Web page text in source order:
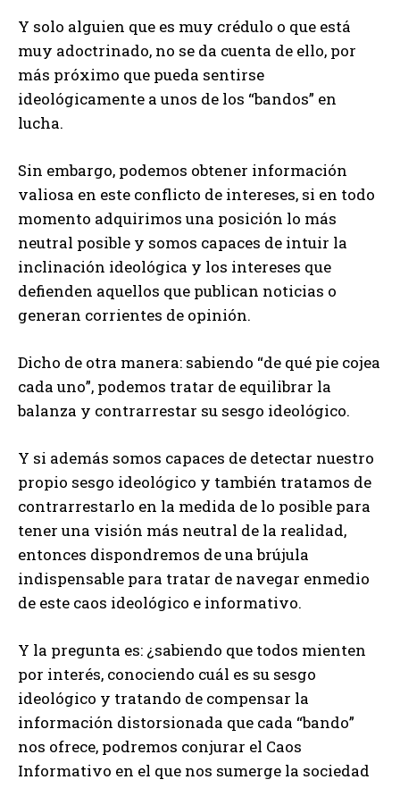
Y solo alguien que es muy crédulo o que está
muy adoctrinado, no se da cuenta de ello, por
más próximo que pueda sentirse
ideológicamente a unos de los “bandos” en
lucha.
Sin embargo, podemos obtener información
valiosa en este conflicto de intereses, si en todo
momento adquirimos una posición lo más
neutral posible y somos capaces de intuir la
inclinación ideológica y los intereses que
defienden aquellos que publican noticias o
generan corrientes de opinión.
Dicho de otra manera: sabiendo “de qué pie cojea
cada uno”, podemos tratar de equilibrar la
balanza y contrarrestar su sesgo ideológico.
Y si además somos capaces de detectar nuestro
propio sesgo ideológico y también tratamos de
contrarrestarlo en la medida de lo posible para
tener una visión más neutral de la realidad,
entonces dispondremos de una brújula
indispensable para tratar de navegar enmedio
de este caos ideológico e informativo.
Y la pregunta es: ¿sabiendo que todos mienten
por interés, conociendo cuál es su sesgo
ideológico y tratando de compensar la
información distorsionada que cada “bando”
nos ofrece, podremos conjurar el Caos
Informativo en el que nos sumerge la sociedad